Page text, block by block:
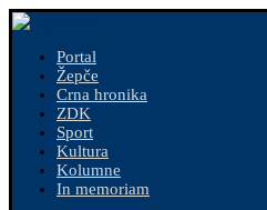
Portal
Žepče
Crna hronika
ZDK
Sport
Kultura
Kolumne
In memoriam